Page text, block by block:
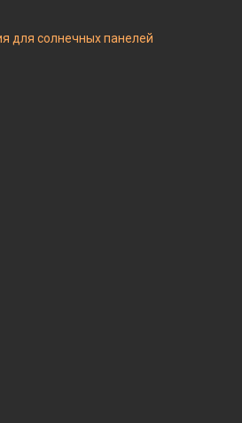
для солнечных панелей